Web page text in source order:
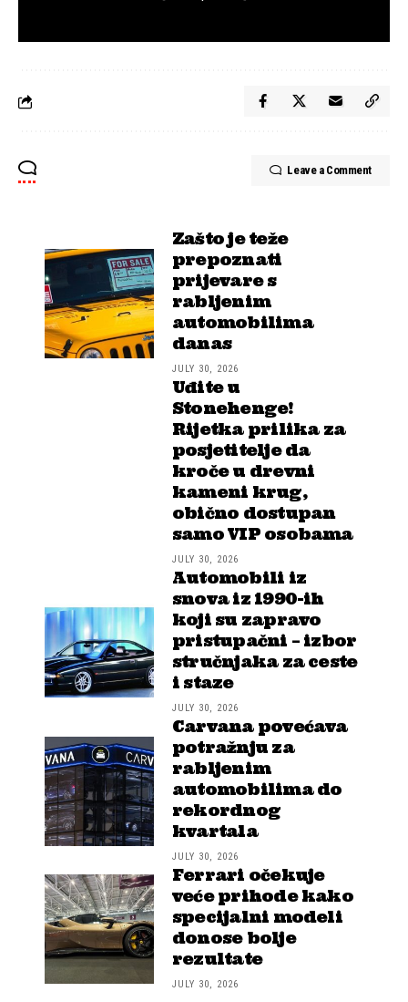
Leave a Comment
Zašto je teže
prepoznati
prijevare s
rabljenim
automobilima
danas
JULY 30, 2026
Uđite u
Stonehenge!
Rijetka prilika za
posjetitelje da
kroče u drevni
kameni krug,
obično dostupan
samo VIP osobama
JULY 30, 2026
Automobili iz
snova iz 1990-ih
koji su zapravo
pristupačni – izbor
stručnjaka za ceste
i staze
JULY 30, 2026
Carvana povećava
potražnju za
rabljenim
automobilima do
rekordnog
kvartala
JULY 30, 2026
Ferrari očekuje
veće prihode kako
specijalni modeli
donose bolje
rezultate
JULY 30, 2026